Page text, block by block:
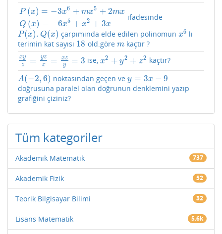
P (x) = −3x6 + mx5 + 2mx
Q (x) = −6x5 + x2 + 3x
)= −3 + m Q − +3x
ifadesinde
P(x). Q(x)
P(x).Q( x) çarpımında elde edilen polinomunx6
x6 lı
terimin kat sayısı 18
18 old.göre m
mkaçtır ?
xy
z
= yz
x
= xz
y
= 3
xyz =yz x=x zy 3 ise,x2 + y2 + z2
x2+y2 +z2 kaçtır?
A(−2,6)
A(−2,6) noktasından geçen ve y = 3x − 9
y= 3x −9
doğrusuna paralel olan doğrunun denklemini yazıp
grafiğini çiziniz?
Tüm kategoriler
Akademik Matematik 737
Akademik Fizik 52
Teorik Bilgisayar Bilimi 32
Lisans Matematik 5.6k